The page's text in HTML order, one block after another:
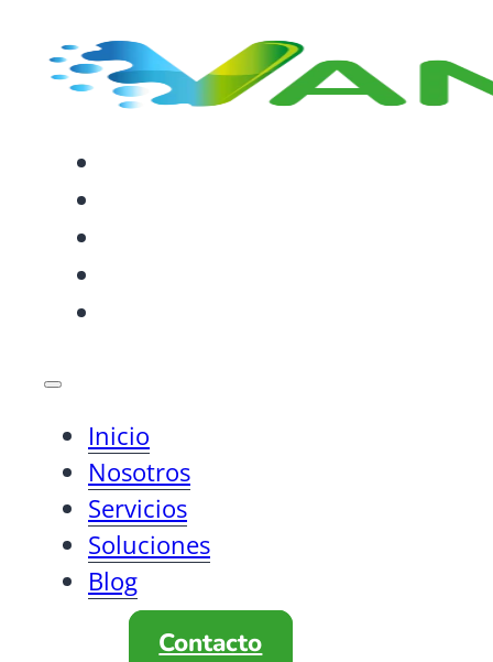
Inicio
Nosotros
Servicios
Soluciones
Blog
Contacto